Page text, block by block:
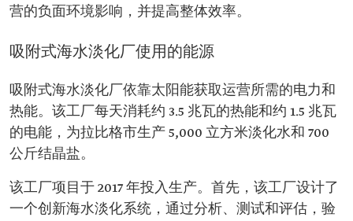
营的负面环境影响，并提高整体效率。
吸附式海水淡化厂使用的能源
吸附式海水淡化厂依靠太阳能获取运营所需的电力和
热能。该工厂每天消耗约 3.5 兆瓦的热能和约 1.5 兆瓦
的电能，为拉比格市生产 5,000 立方米淡化水和 700
公斤结晶盐。
该工厂项目于 2017 年投入生产。首先，该工厂设计了
一个创新海水淡化系统，通过分析、测试和评估，验